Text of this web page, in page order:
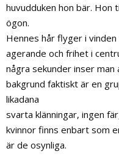
huvudduken hon bär.
ögon.
Hennes hår flyger i
agerande och frihet i
några sekunder inser
bakgrund faktiskt är en
likadana
svarta klänningar, ingen
kvinnor finns enbart som
är de osynliga.